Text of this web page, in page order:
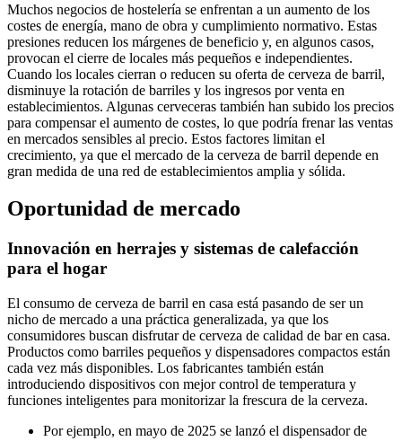
Muchos negocios de hostelería se enfrentan a un aumento de los
costes de energía, mano de obra y cumplimiento normativo. Estas
presiones reducen los márgenes de beneficio y, en algunos casos,
provocan el cierre de locales más pequeños e independientes.
Cuando los locales cierran o reducen su oferta de cerveza de barril,
disminuye la rotación de barriles y los ingresos por venta en
establecimientos. Algunas cerveceras también han subido los precios
para compensar el aumento de costes, lo que podría frenar las ventas
en mercados sensibles al precio. Estos factores limitan el
crecimiento, ya que el mercado de la cerveza de barril depende en
gran medida de una red de establecimientos amplia y sólida.
Oportunidad de mercado
Innovación en herrajes y sistemas de calefacción
para el hogar
El consumo de cerveza de barril en casa está pasando de ser un
nicho de mercado a una práctica generalizada, ya que los
consumidores buscan disfrutar de cerveza de calidad de bar en casa.
Productos como barriles pequeños y dispensadores compactos están
cada vez más disponibles. Los fabricantes también están
introduciendo dispositivos con mejor control de temperatura y
funciones inteligentes para monitorizar la frescura de la cerveza.
Por ejemplo, en mayo de 2025 se lanzó el dispensador de